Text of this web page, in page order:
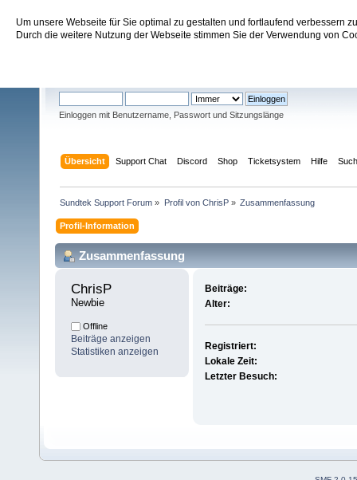
Um unsere Webseite für Sie optimal zu gestalten und fortlaufend verbessern
Durch die weitere Nutzung der Webseite stimmen Sie der Verwendung von
Sundtek Support Forum
Einloggen mit Benutzername, Passwort und Sitzungslänge
Übersicht Support Chat Discord Shop Ticketsystem Hilfe
Sundtek Support Forum » Profil von ChrisP» Zusammenfassung
Profil-Information
Zusammenfassung
ChrisP
Newbie
Offline
Beiträge anzeigen
Statistiken anzeigen
Beiträge:
Alter:
Registriert:
Lokale Zeit:
Letzter Besuch: